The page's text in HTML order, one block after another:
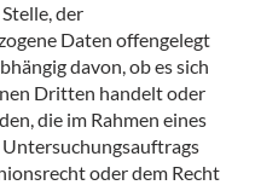
der
Daten offengelegt
davon, ob es sich
Dritten handelt oder
die im Rahmen eines
oder dem Recht